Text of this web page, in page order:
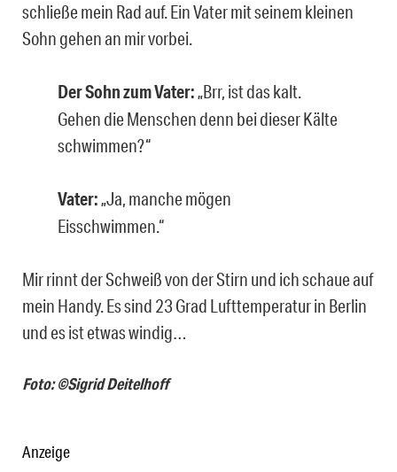
schließe mein Rad auf. Ein Vater mit seinem kleinen
Sohn gehen an mir vorbei.
Der Sohn zum Vater:„Brr, ist das kalt.
Gehen die Menschen denn bei dieser Kälte
schwimmen?“
Vater:„Ja, manche mögen
Eisschwimmen.“
Mir rinnt der Schweiß von der Stirn und ich schaue auf
mein Handy. Es sind 23 Grad Lufttemperatur in Berlin
und es ist etwas windig…
Foto: ©Sigrid Deitelhoff
Anzeige